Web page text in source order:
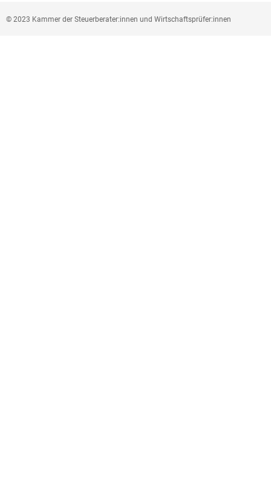
© 2023 Kammer der Steuerberater:innen und Wirtschaftsprüfer:innen